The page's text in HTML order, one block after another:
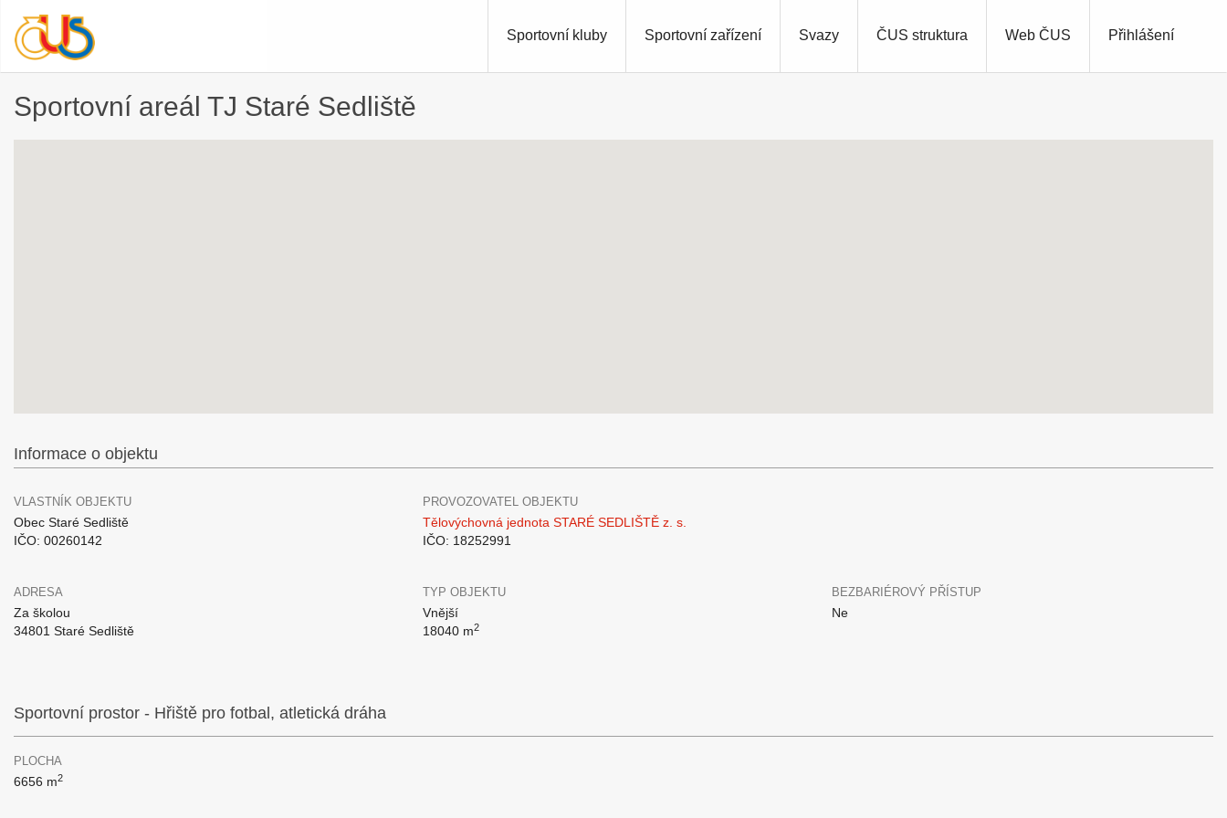
Přihlášení
Sportovní kluby Sportovní zařízení Svazy ČUS struktura Web ČUS
Sportovní areál TJ Staré Sedliště
Informace o objektu
VLASTNÍK OBJEKTU
Obec Staré Sedliště
IČO: 00260142
PROVOZOVATEL OBJEKTU
Tělovýchovná jednota STARÉ SEDLIŠTĚ z. s.
IČO: 18252991
ADRESA
Za školou
34801 Staré Sedliště
TYP OBJEKTU
Vnější
18040 m2
BEZBARIÉROVÝ PŘÍSTUP
Ne
Sportovní prostor - Hřiště pro fotbal, atletická dráha
PLOCHA
6656 m2